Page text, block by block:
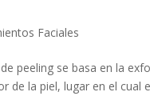
Faciales
peeling se basa en la
de la piel, lugar en el cual